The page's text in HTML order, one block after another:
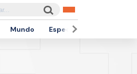
Mundo Espectáculos